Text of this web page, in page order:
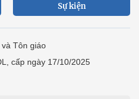
Sự kiện
Tôn giáo
cấp ngày 17/10/2025